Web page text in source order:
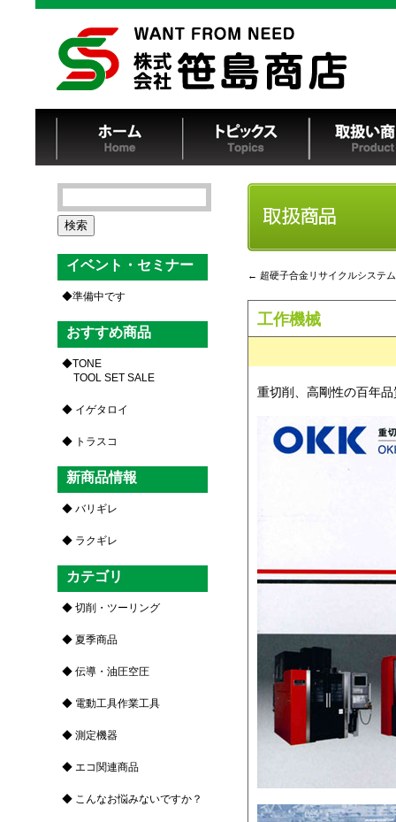
← 超硬子合金リサイクルシステム
工作機械
重切削、高剛性の百年品
検
索:
イベント・セミナー
準備中です
おすすめ商品
TONE
TOOL SET SALE
イゲタロイ
トラスコ
新商品情報
バリギレ
ラクギレ
カテゴリ
切削・ツーリング
夏季商品
伝導・油圧空圧
電動工具作業工具
測定機器
エコ関連商品
こんなお悩みないですか？